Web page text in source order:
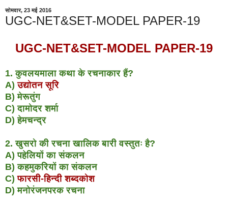
सोमवार, 23 मई 2016
UGC-NET&SET-MODEL PAPER-19
UGC-NET&SET-MODEL PAPER-19
1. कुवलयमाला कथा के रचनाकार हैं?
A) उद्योतन सूरि
B) मेरूतुंग
C) दामोदर शर्मा
D) हेमचन्द्र
2. खुसरो की रचना खालिक बारी वस्तुतः है?
A) पहेलियों का संकलन
B) कहमुकरियों का संकलन
C)फारसी-हिन्दी शब्दकोश
D) मनोरंजनपरक रचना